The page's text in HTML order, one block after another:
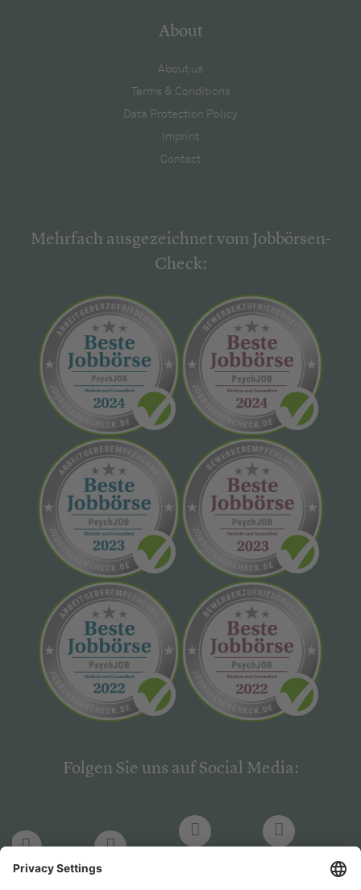
About
About us
Terms & Conditions
Data Protection Policy
Imprint
Contact
Mehrfach ausgezeichnet vom Jobbörsen-
Check:
Folgen Sie uns auf Social Media:
LinkedIn